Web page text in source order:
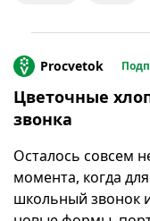
Procvetok
Цветочные
звонка
Осталось совсем
момента, когда
школьный звонок